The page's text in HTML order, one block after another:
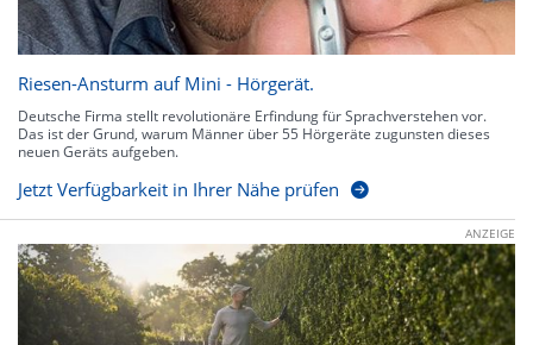
Riesen-Ansturm auf Mini - Hörgerät.
Deutsche Firma stellt revolutionäre Erfindung für Sprachverstehen vor.
Das ist der Grund, warum Männer über 55 Hörgeräte zugunsten dieses
neuen Geräts aufgeben.
Jetzt Verfügbarkeit in Ihrer Nähe prüfen
ANZEIGE